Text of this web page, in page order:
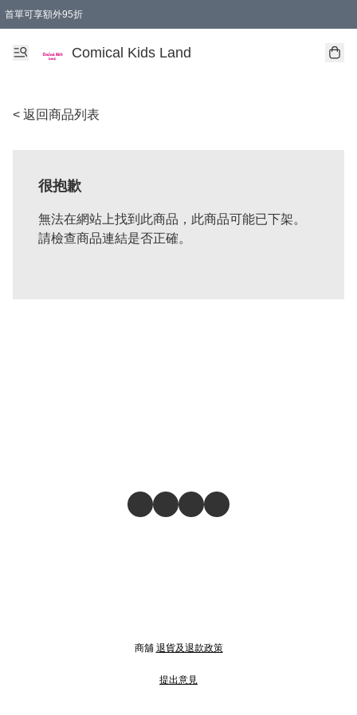
首單可享額外95折
Comical Kids Land
< 返回商品列表
很抱歉
無法在網站上找到此商品，此商品可能已下架。
請檢查商品連結是否正確。
商舖 退貨及退款政策
提出意見